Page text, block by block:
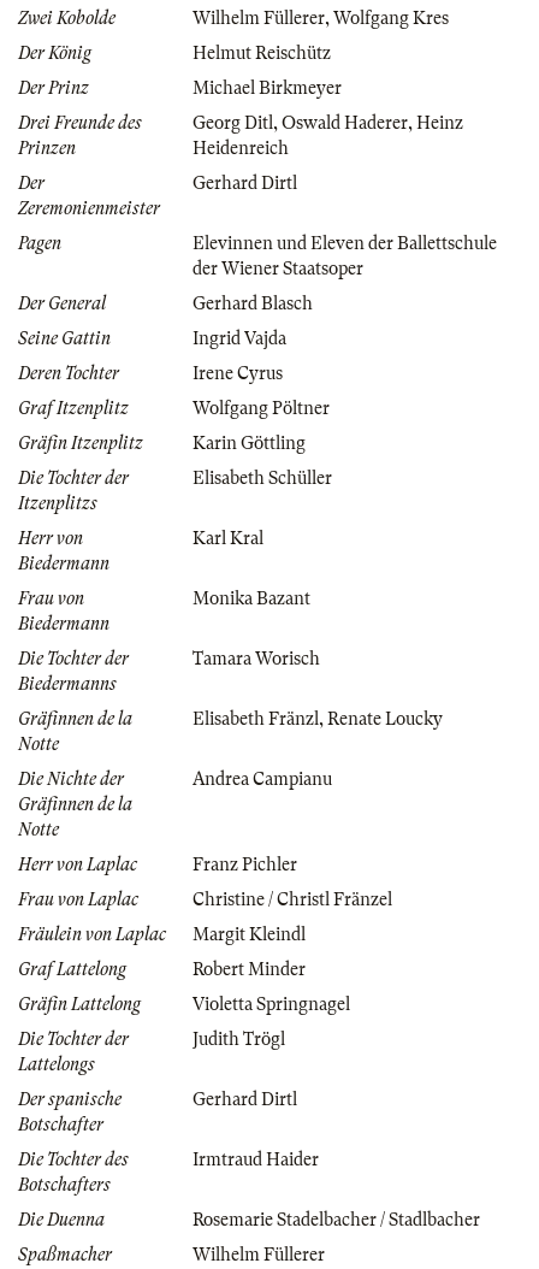
Zwei Kobolde
Wilhelm Füllerer,Wolfgang Kres
Der König
Helmut Reischütz
Der Prinz
Michael Birkmeyer
Drei Freunde des
Prinzen
Georg Ditl,Oswald Haderer,Heinz
Heidenreich
Der
Zeremonienmeister
Gerhard Dirtl
Pagen
Elevinnen und Eleven der Ballettschule
der Wiener Staatsoper
Der General
Gerhard Blasch
Seine Gattin
Ingrid Vajda
Deren Tochter
Irene Cyrus
Graf Itzenplitz
Wolfgang Pöltner
Gräfin Itzenplitz
Karin Göttling
Die Tochter der
Itzenplitzs
Elisabeth Schüller
Herr von
Biedermann
Karl Kral
Frau von
Biedermann
Monika Bazant
Die Tochter der
Biedermanns
Tamara Worisch
Gräfinnen de la
Notte
Elisabeth Fränzl,Renate Loucky
Die Nichte der
Gräfinnen de la
Notte
Andrea Campianu
Herr von Laplac
Franz Pichler
Frau von Laplac
Christine / Christl Fränzel
Fräulein von Laplac
Margit Kleindl
Graf Lattelong
Robert Minder
Gräfin Lattelong
Violetta Springnagel
Die Tochter der
Lattelongs
Judith Trögl
Der spanische
Botschafter
Gerhard Dirtl
Die Tochter des
Botschafters
Irmtraud Haider
Die Duenna
Rosemarie Stadelbacher / Stadlbacher
Spaßmacher
Wilhelm Füllerer